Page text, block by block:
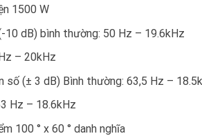
1500 W
10 dB) bình thường: 50 Hz – 19.6kHz
– 20kHz
số (± 3 dB) Bình thường: 63,5 Hz –
Hz – 18.6kHz
100 ° x 60 ° danh nghĩa